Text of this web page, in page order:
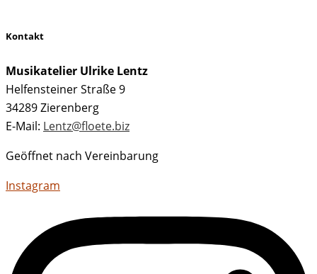
Kontakt
Musikatelier Ulrike Lentz
Helfensteiner Straße 9
34289 Zierenberg
E-Mail: Lentz@floete.biz
Geöffnet nach Vereinbarung
Instagram